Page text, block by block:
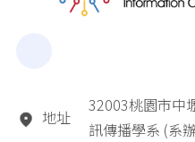
地址
32003桃園市中
訊傳播學系 (系